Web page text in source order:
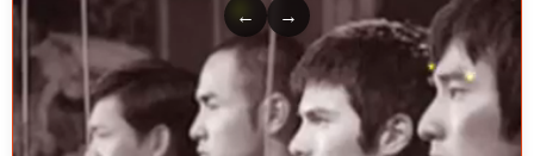
← →